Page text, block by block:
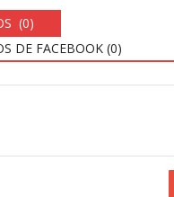
(0)
DE FACEBOOK (0)